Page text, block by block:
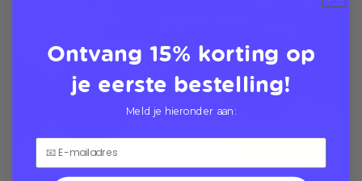
Ontvang 15% korting op
je eerste bestelling!
Meld je hieronder aan: